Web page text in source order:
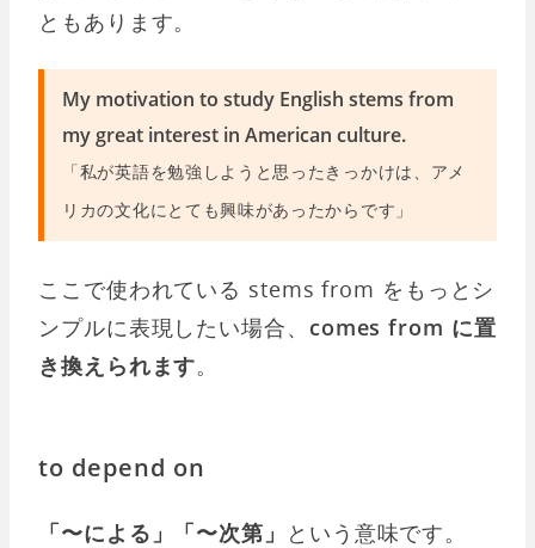
ともあります。
My motivation to study English stems from
my great interest in American culture.
「私が英語を勉強しようと思ったきっかけは、アメ
リカの文化にとても興味があったからです」
ここで使われている stems from をもっとシ
ンプルに表現したい場合、 comes from に置
き換えられます。
to depend on
「〜による」「〜次第」 という意味です。